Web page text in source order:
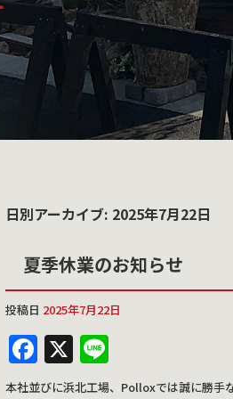
日別アーカイブ: 2025年7月22日
夏季休業のお知らせ
投稿日 2025年7月22日
F
a
X
n
本社並びに浜北工場、Polloxでは誠に勝手